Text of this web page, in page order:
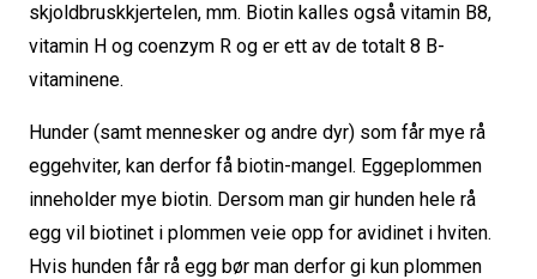
skjoldbruskkjertelen, mm. Biotin kalles også vitamin B8,
vitamin H og coenzym R og er ett av de totalt 8 B-
vitaminene.
Hunder (samt mennesker og andre dyr) som får mye rå
eggehviter, kan derfor få biotin-mangel. Eggeplommen
inneholder mye biotin. Dersom man gir hunden hele rå
egg vil biotinet i plommen veie opp for avidinet i hviten.
Hvis hunden får rå egg bør man derfor gi kun plommen